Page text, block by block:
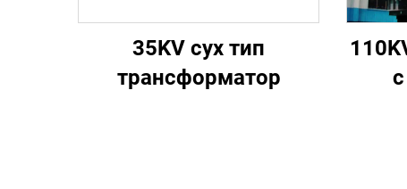
35KV сух тип
трансформатор